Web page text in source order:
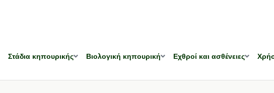
Στάδια κηπουρικής Βιολογική κηπουρική Εχθροί και ασθένειες